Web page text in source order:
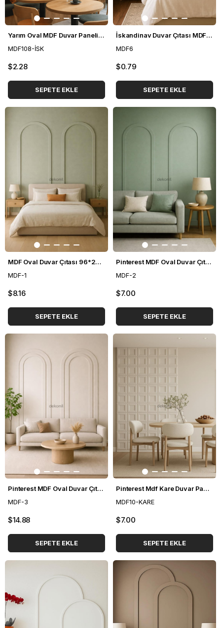
Yarım Oval MDF Duvar Paneli 39*79 cm
MDF108-İSK
$2.28
SEPETE EKLE
İskandinav Duvar Çıtası MDF 6*100 cm
MDF6
$0.79
SEPETE EKLE
MDF Oval Duvar Çıtası 96*248cm
MDF-1
$8.16
SEPETE EKLE
Pinterest MDF Oval Duvar Çıtası 70*235cm
MDF-2
$7.00
SEPETE EKLE
Pinterest MDF Oval Duvar Çıtası Seti
MDF-3
$14.88
SEPETE EKLE
Pinterest Mdf Kare Duvar Paneli 48*48 cm
MDF10-KARE
$7.00
SEPETE EKLE